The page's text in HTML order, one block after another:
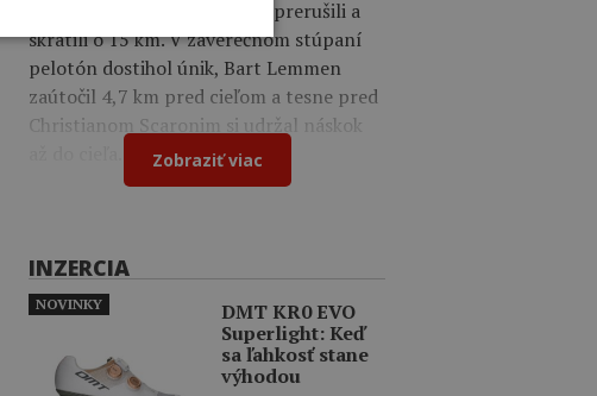
cieľom organizátori preteky prerušili a
skrátili o 15 km. V záverečnom stúpaní
pelotón dostihol únik, Bart Lemmen
zaútočil 4,7 km pred cieľom a tesne pred
Christianom Scaronim si udržal náskok
Zobraziť viac
INZERCIA
DMT KR0 EVO
Superlight: Keď
sa ľahkosť stane
výhodou
NOVINKY